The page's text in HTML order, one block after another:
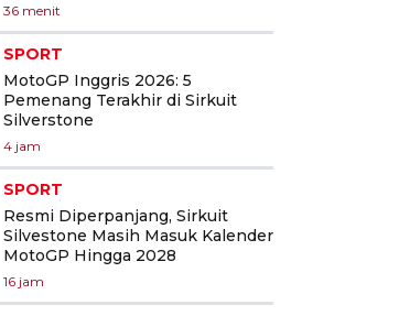
36 menit
SPORT
MotoGP Inggris 2026: 5
Pemenang Terakhir di Sirkuit
Silverstone
4 jam
SPORT
Resmi Diperpanjang, Sirkuit
Silvestone Masih Masuk Kalender
MotoGP Hingga 2028
16 jam